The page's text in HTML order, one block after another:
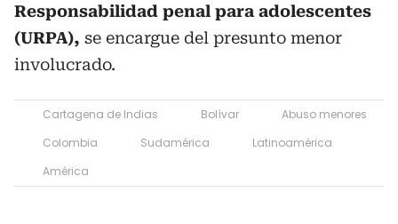
Responsabilidad penal para adolescentes
(URPA), se encargue del presunto menor
involucrado.
Cartagena de Indias Bolívar
Abuso menores
Colombia
Sudamérica
Latinoamérica
América